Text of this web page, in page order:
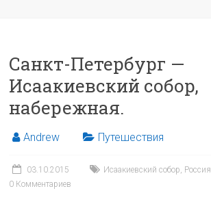
Санкт-Петербург —
Исаакиевский собор,
набережная.
Andrew Путешествия
03.10.2015 Исаакиевский собор, Россия
0 Комментариев